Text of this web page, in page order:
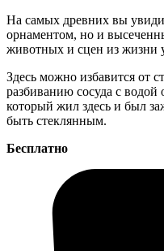
На самых древних вы
орнаментом, но и
животных и сцен из жизни
Здесь можно избавится от
разбиванию сосуда с
который жил здесь и был
быть стеклянным.
Бесплатно